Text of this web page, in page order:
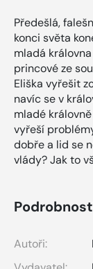
Předešlá,
konci světa
mladá
princové ze
Eliška vyřešit
navíc se v
mladé
vyřeší
dobře a lid se
vlády? Jak to
Autoři: